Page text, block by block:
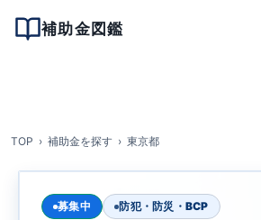
補助金図鑑
TOP 補助金を探す 東京都
募集中
防犯・防災・BCP